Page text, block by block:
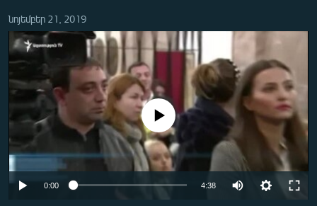
ՏՆՏԵՍՈՒԹՅՈՒՆ
ՂԱՐԱԲԱՂ
ՊԱՏԵՐԱԶՄԻ 6 ՇԱԲԱԹՆԵՐԸ
ՏԱՐԱԾԱՇՐՋԱՆ
ՄԻՋԱԶԳԱՅԻՆ
ՄՇԱԿՈՒՅԹ
ՍՊՈՐՏ
նոյեմբեր 21, 2019
No media source currently available
0:00 4:38